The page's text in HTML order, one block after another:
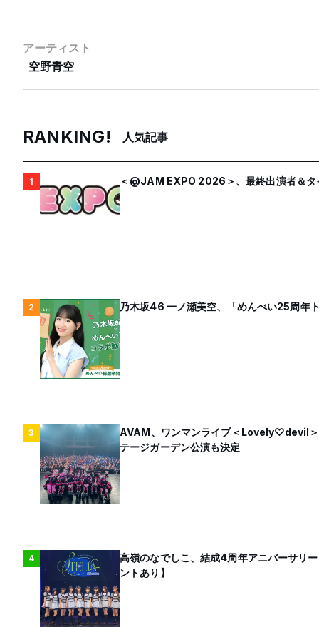
アーティスト
空野青空
RANKING! 人気記事
1 ＜@JAM EXPO 2026＞、最終出演者＆タ
2 乃木坂46 一ノ瀬美空、「めんべい25周年
3
AVAM、ワンマンライブ＜Lovely♡devil
テージガーデン公演も決定
4
高嶺のなでしこ、結成4周年アニバーサリ
ントあり】